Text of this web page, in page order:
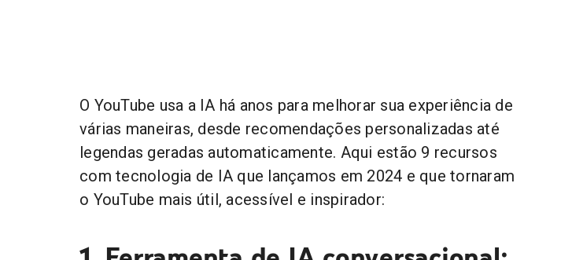
O YouTube usa a IA há anos para melhorar sua experiência de
várias maneiras, desde recomendações personalizadas até
legendas geradas automaticamente. Aqui estão 9 recursos
com tecnologia de IA que lançamos em 2024 e que tornaram
o YouTube mais útil, acessível e inspirador: